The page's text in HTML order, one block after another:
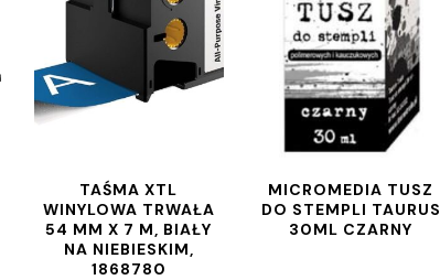
TAŚMA XTL
WINYLOWA TRWAŁA
54 MM X 7 M, BIAŁY
NA NIEBIESKIM,
1868780
MICROMEDIA TUSZ
DO STEMPLI TAURUS
30ML CZARNY